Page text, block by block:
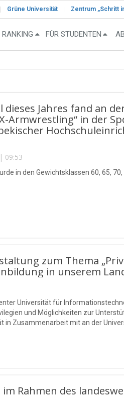
Grüne Universität Zentrum „Schritt
RANKING FÜR STUDENTEN
dieses Jahres fand an
Armwrestling“ in der
09:53
in den Gewichtsklassen 60, 65, 70,
zum Thema
in unserem
Universität für
und Möglichkeiten zur
in Zusammenarbeit mit an der
Rahmen des